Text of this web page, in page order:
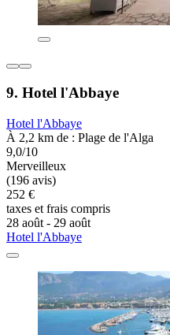
9. Hotel l'Abbaye
Hotel l'Abbaye
À 2,2 km de : Plage de l'Alga
9,0/10
Merveilleux
(196 avis)
252 €
taxes et frais compris
28 août - 29 août
Hotel l'Abbaye